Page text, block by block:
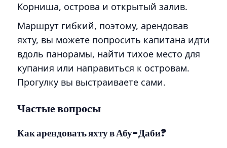
Корниша, острова и открытый залив.
Маршрут гибкий, поэтому, арендовав
яхту, вы можете попросить капитана идти
вдоль панорамы, найти тихое место для
купания или направиться к островам.
Прогулку вы выстраиваете сами.
Частые вопросы
Как арендовать яхту в Абу-Даби?